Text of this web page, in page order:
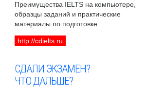
Преимущества IELTS на компьютере,
образцы заданий и практические
материалы по подготовке
http://cdielts.ru
СДАЛИ ЭКЗАМЕН?
ЧТО ДАЛЬШЕ?